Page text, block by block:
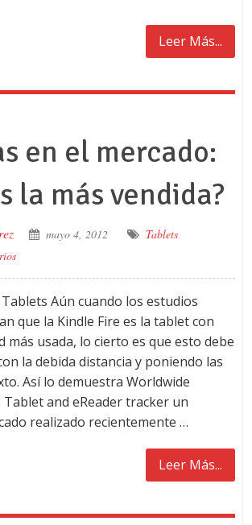
Leer Más...
en el mercado:
la más vendida?
mayo 4, 2012
Tablets
Aún cuando los estudios
que la Kindle Fire es la tablet con
más usada, lo cierto es que esto debe
la debida distancia y poniendo las
Así lo demuestra Worldwide
and eReader tracker un
realizado recientemente …
Leer Más...